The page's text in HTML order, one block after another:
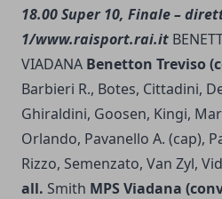
18.00Super 10, Finale –
1/www.raisport.rai.it
VIADANA Benetton Treviso
Barbieri R., Botes, Cittadini,
Ghiraldini, Goosen, Kingi,
Orlando, Pavanello A. (cap),
Rizzo, Semenzato, Van Zyl,
all. Smith MPS Viadana